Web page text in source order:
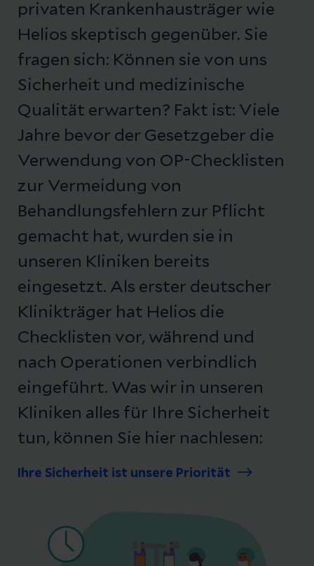
privaten Krankenhausträger wie
Helios skeptisch gegenüber. Sie
fragen sich: Können sie von uns
Sicherheit und medizinische
Qualität erwarten? Fakt ist: Viele
Jahre bevor der Gesetzgeber die
Verwendung von OP-Checklisten
zur Vermeidung von
Behandlungsfehlern zur Pflicht
gemacht hat, wurden sie in
unseren Kliniken bereits
eingesetzt. Als erster deutscher
Klinikträger hat Helios die
Checklisten vor, während und
nach Operationen verbindlich
eingeführt. Was wir in unseren
Kliniken alles für Ihre Sicherheit
tun, können Sie hier nachlesen:
Ihre Sicherheit ist unsere Priorität